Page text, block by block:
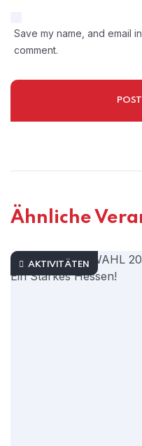
Save my name, and email
comment.
Ähnliche
AKTIVITÄTEN